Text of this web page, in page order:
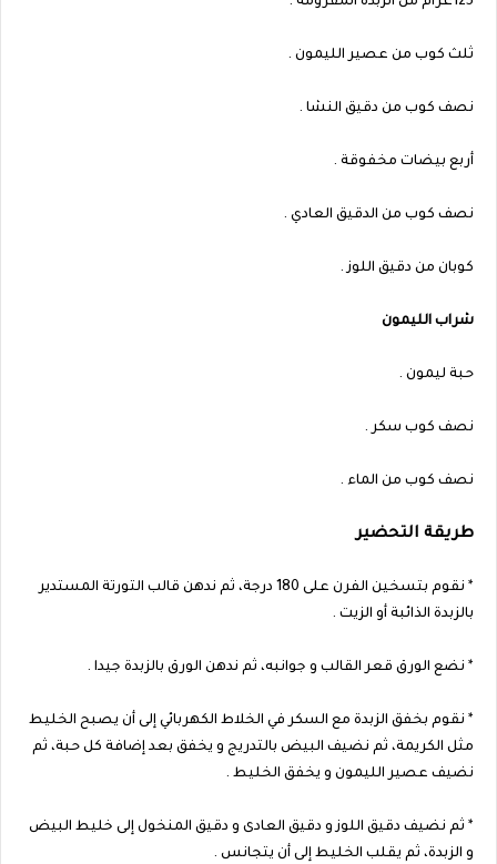
ثلث كوب من عصير الليمون .
نصف كوب من دقيق النشا .
أربع بيضات مخفوقة .
نصف كوب من الدقيق العادي .
كوبان من دقيق اللوز .
شراب الليمون
حبة ليمون .
نصف كوب سكر .
نصف كوب من الماء .
طريقة التحضير
* نقوم بتسخين الفرن على 180 درجة، ثم ندهن قالب التورتة المستدير
بالزبدة الذائبة أو الزيت .
* نضع الورق قعر القالب و جوانبه، ثم ندهن الورق بالزبدة جيدا .
* نقوم بخفق الزبدة مع السكر في الخلاط الكهربائي إلى أن يصبح الخليط
مثل الكريمة، ثم نضيف البيض بالتدريج و يخفق بعد إضافة كل حبة، ثم
نضيف عصير الليمون و يخفق الخليط .
* ثم نضيف دقيق اللوز و دقيق العادى و دقيق المنخول إلى خليط البيض
و الزبدة، ثم يقلب الخليط إلى أن يتجانس .